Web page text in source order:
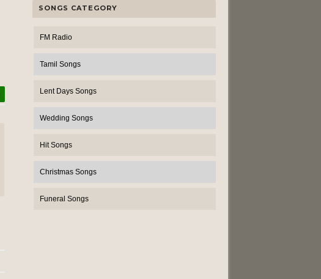
SONGS CATEGORY
FM Radio
Tamil Songs
Lent Days Songs
Wedding Songs
Hit Songs
Christmas Songs
Funeral Songs